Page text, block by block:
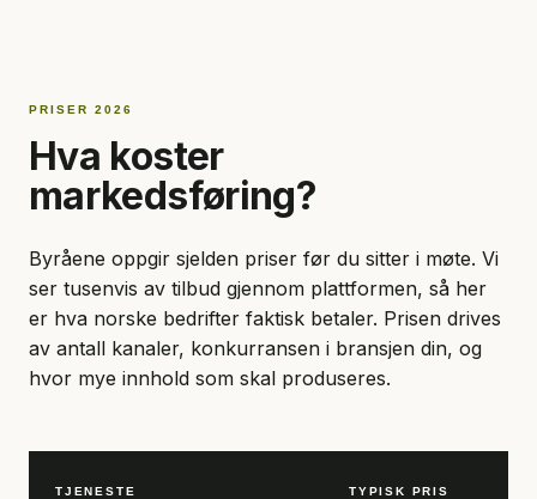
PRISER 2026
Hva koster
markedsføring?
Byråene oppgir sjelden priser før du sitter i møte. Vi
ser tusenvis av tilbud gjennom plattformen, så her
er hva norske bedrifter faktisk betaler. Prisen drives
av antall kanaler, konkurransen i bransjen din, og
hvor mye innhold som skal produseres.
TJENESTE TYPISK PRIS